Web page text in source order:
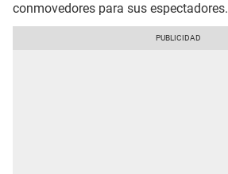
conmovedores para sus espectadores.